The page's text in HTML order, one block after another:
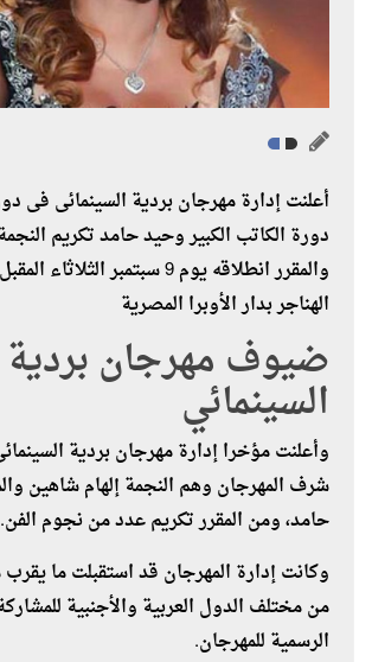
أعلنت إدارة مهرجان بردية السينمائى فى
دورة الكاتب الكبير وحيد حامد تكريم
والمقرر انطلاقه يوم 9 سبتمبر
الهناجر بدار الأوبرا المصرية
ضيوف مهرجان بردية
السينمائي
وأعلنت مؤخرا إدارة مهرجان بردية
شرف المهرجان وهم النجمة إلهام شاهين
حامد، ومن المقرر تكريم عدد من نجوم الفن.
من مختلف الدول العربية والأجنبية
الرسمية للمهرجان.